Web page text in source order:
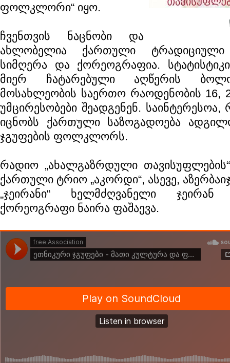
ფოლკლორი“ იყო.
ჩვენთვის ნაცნობი და
ახლობელია ქართული
სიმღერა და ქორეოგრაფია.
მიერ ჩატარებული აღწერის
მოსახლეობის საერთო რაოდენობის 16,
უმცირესობები შეადგენენ.
იცნობს ქართული საზოგადოება
ჯგუფების ფოლკლორს.
რადიო „ახალგაზრდული თავისუფლების“
ქართული ტრიო „აკორდი“, ასევე,
„ჯეირანი“ ხელმძღვანელი
ქორეოგრაფი ნაირა ფაშაევა.